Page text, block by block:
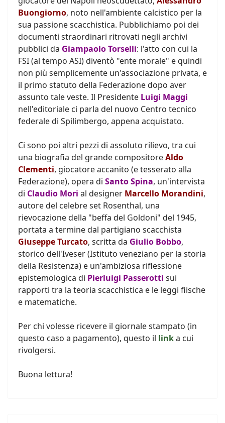
Buongiorno, noto nell'ambiente calcistico per la
sua passione scacchistica. Pubblichiamo poi dei
documenti straordinari ritrovati negli archivi
pubblici da Giampaolo Torselli: l'atto con cui la
FSI (al tempo ASI) diventò "ente morale" e quindi
non più semplicemente un'associazione privata, e
il primo statuto della Federazione dopo aver
assunto tale veste. Il Presidente Luigi Maggi
nell'editoriale ci parla del nuovo Centro tecnico
federale di Spilimbergo, appena acquistato.
Ci sono poi altri pezzi di assoluto rilievo, tra cui
una biografia del grande compositoreAldo
Clementi, giocatore accanito (e tesserato alla
Federazione), opera di Santo Spina, un'intervista
di Claudio Mori al designer Marcello Morandini,
autore del celebre set Rosenthal, una
rievocazione della "beffa del Goldoni" del 1945,
portata a termine dal partigiano scacchista
Giuseppe Turcato, scritta da Giulio Bobbo,
storico dell'Iveser (Istituto veneziano per la storia
della Resistenza) e un'ambiziosa riflessione
epistemologica di Pierluigi Passerotti sui
rapporti tra la teoria scacchistica e le leggi fiische
e matematiche.
Per chi volesse ricevere il giornale stampato (in
questo caso a pagamento), questo il linka cui
rivolgersi.
Buona lettura!